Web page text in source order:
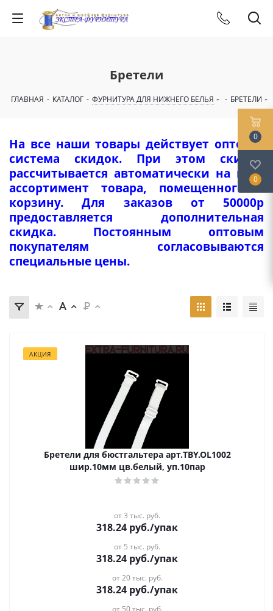
Бретели
ГЛАВНАЯ - КАТАЛОГ - ФУРНИТУРА ДЛЯ НИЖНЕГО БЕЛЬЯ - БРЕТЕЛИ
На все наши товары действует оптовая
система скидок. При этом скидка
рассчитывается автоматически на весь
ассортимент товара, помещенного в
корзину. Для заказов от 50000р
предоставляется дополнительная
скидка. Постоянным оптовым
покупателям согласовываются
специальные цены.
АКЦИЯ
Бретели для бюстгальтера арт.TBY.OL1002
шир.10мм цв.белый, уп.10пар
от 3 тыс. руб.
318.24 руб./упак
от 5 тыс. руб.
318.24 руб./упак
от 20 тыс. руб.
318.24 руб./упак
от 50 тыс. руб.
0
0